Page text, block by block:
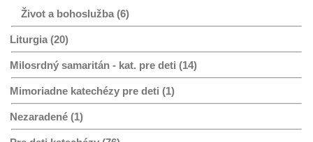
Život a bohoslužba (6)
Liturgia (20)
Milosrdný samaritán - kat. pre deti (14)
Mimoriadne katechézy pre deti (1)
Nezaradené (1)